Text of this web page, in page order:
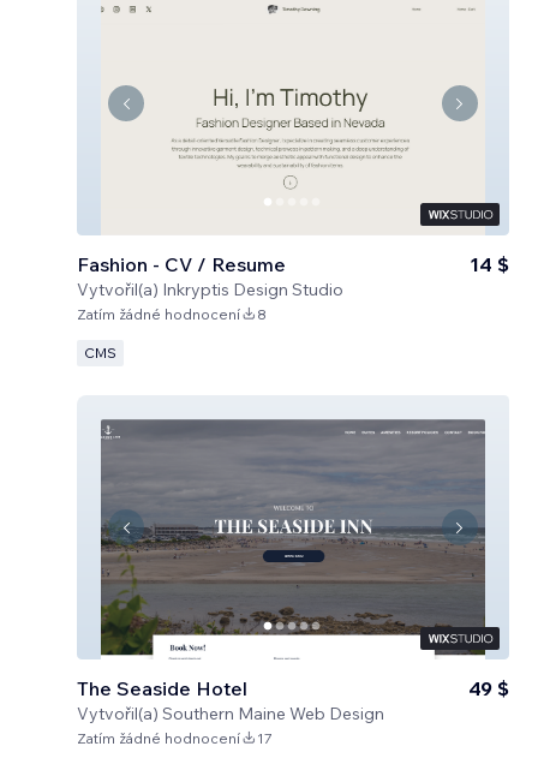
Fashion - CV / Resume
Vytvořil(a) Inkryptis Design Studio
14 $
Zatím žádné hodnocení 8
CMS
The Seaside Hotel
Vytvořil(a) Southern Maine Web Design
49 $
Zatím žádné hodnocení 17